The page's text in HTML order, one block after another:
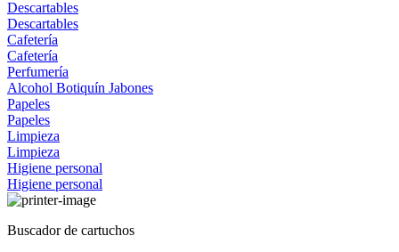
Descartables
Descartables
Cafetería
Cafetería
Perfumería
Alcohol Botiquín Jabones
Papeles
Papeles
Limpieza
Limpieza
Higiene personal
Higiene personal
Buscador de cartuchos